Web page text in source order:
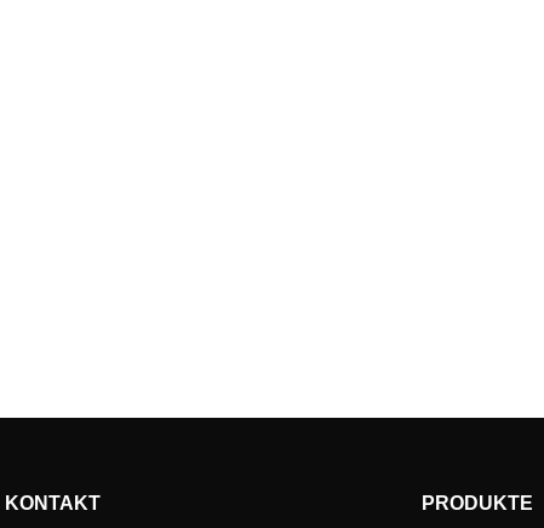
KONTAKT PRODUKTE